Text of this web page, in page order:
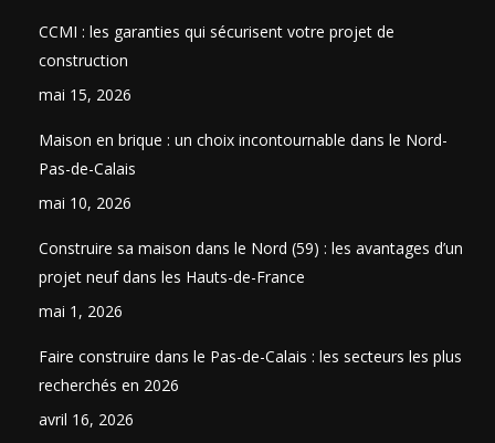
CCMI : les garanties qui sécurisent votre projet de
construction
mai 15, 2026
Maison en brique : un choix incontournable dans le Nord-
Pas-de-Calais
mai 10, 2026
Construire sa maison dans le Nord (59) : les avantages d’un
projet neuf dans les Hauts-de-France
mai 1, 2026
Faire construire dans le Pas-de-Calais : les secteurs les plus
recherchés en 2026
avril 16, 2026